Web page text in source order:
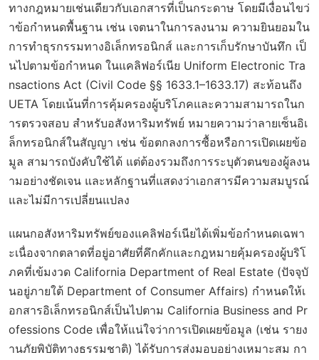
ทางกฎหมายเช่นเดียวกับเอกสารที่เป็นกระดาษ โดยมีเงื่อนไขว่
าข้อกำหนดพื้นฐาน เช่น เจตนาในการลงนาม ความยินยอมใน
การทำธุรกรรมทางอิเล็กทรอนิกส์ และการเก็บรักษาบันทึก เป็
นไปตามข้อกำหนด ในแคลิฟอร์เนีย Uniform Electronic Tra
nsactions Act (Civil Code §§ 1633.1–1633.17) สะท้อนถึง
UETA โดยเน้นที่การคุ้มครองผู้บริโภคและความสามารถในก
ารตรวจสอบ สำหรับอสังหาริมทรัพย์ หมายความว่าลายเซ็นอิเ
ล็กทรอนิกส์ในสัญญา เช่น ข้อตกลงการซื้อหรือการเปิดเผยข้อ
มูล สามารถบังคับใช้ได้ แต่ต้องรวมถึงการระบุตัวตนของผู้ลงน
ามอย่างชัดเจน และหลักฐานที่แสดงว่าเอกสารมีความสมบูรณ์
และไม่มีการเปลี่ยนแปลง
แผนกอสังหาริมทรัพย์ของแคลิฟอร์เนียได้เพิ่มข้อกำหนดเฉพา
ะเนื่องจากตลาดที่อยู่อาศัยที่คึกคักและกฎหมายคุ้มครองผู้บริโ
ภคที่เข้มงวด California Department of Real Estate (ปัจจุบั
นอยู่ภายใต้ Department of Consumer Affairs) กำหนดให้เ
อกสารอิเล็กทรอนิกส์เป็นไปตาม California Business and Pr
ofessions Code เพื่อให้แน่ใจว่าการเปิดเผยข้อมูล (เช่น รายง
านภัยพิบัติทางธรรมชาติ) ได้รับการส่งมอบอย่างเหมาะสม กา